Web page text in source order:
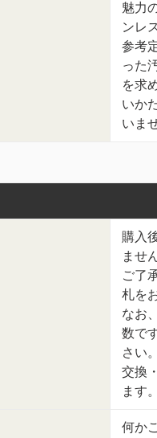
魅力
ンレ
参考
った
を求
いか
いま
購入
ませ
ご了
札を
なお
数で
さい。
交換
ます。
何か